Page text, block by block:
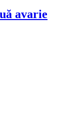
avarie